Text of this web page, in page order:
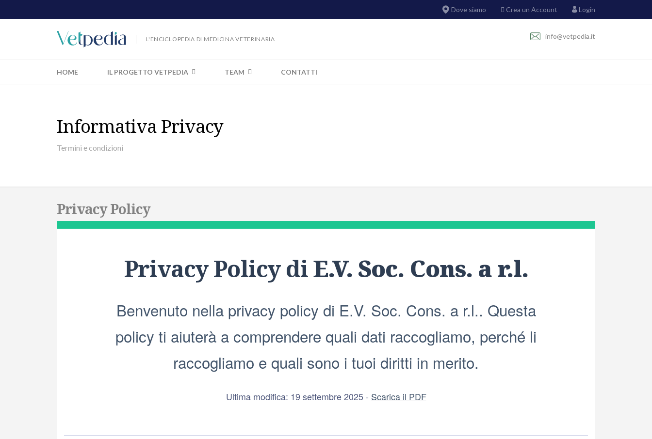
Dove siamo Crea un Account Login
L'ENCICLOPEDIA DI MEDICINA VETERINARIA info@vetpedia.it
HOME IL PROGETTO VETPEDIA TEAM CONTATTI
Informativa Privacy
Termini e condizioni
Privacy Policy
Privacy Policy diE.V. Soc. Cons. a r.l.
Benvenuto nella privacy policy di E.V. Soc. Cons. a r.l.. Questa
policy ti aiuterà a comprendere quali dati raccogliamo, perché li
raccogliamo e quali sono i tuoi diritti in merito.
Ultima modifica: 19 settembre 2025 - Scarica il PDF